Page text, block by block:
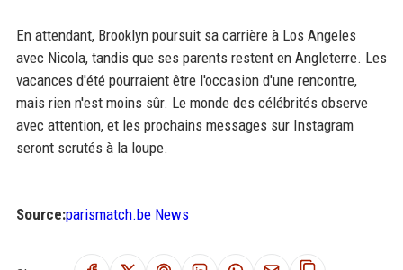
En attendant, Brooklyn poursuit sa carrière à Los Angeles
avec Nicola, tandis que ses parents restent en Angleterre. Les
vacances d'été pourraient être l'occasion d'une rencontre,
mais rien n'est moins sûr. Le monde des célébrités observe
avec attention, et les prochains messages sur Instagram
seront scrutés à la loupe.
Source:parismatch.be News